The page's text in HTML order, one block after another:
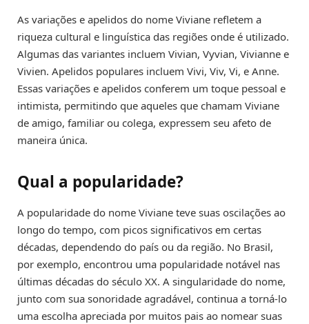
As variações e apelidos do nome Viviane refletem a
riqueza cultural e linguística das regiões onde é utilizado.
Algumas das variantes incluem Vivian, Vyvian, Vivianne e
Vivien. Apelidos populares incluem Vivi, Viv, Vi, e Anne.
Essas variações e apelidos conferem um toque pessoal e
intimista, permitindo que aqueles que chamam Viviane
de amigo, familiar ou colega, expressem seu afeto de
maneira única.
Qual a popularidade?
A popularidade do nome Viviane teve suas oscilações ao
longo do tempo, com picos significativos em certas
décadas, dependendo do país ou da região. No Brasil,
por exemplo, encontrou uma popularidade notável nas
últimas décadas do século XX. A singularidade do nome,
junto com sua sonoridade agradável, continua a torná-lo
uma escolha apreciada por muitos pais ao nomear suas